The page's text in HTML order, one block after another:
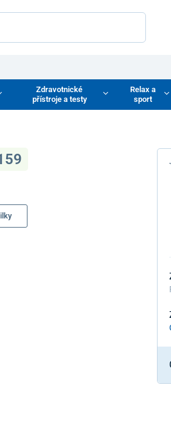
Zdravotnické
přístroje a testy
Relax a
sport